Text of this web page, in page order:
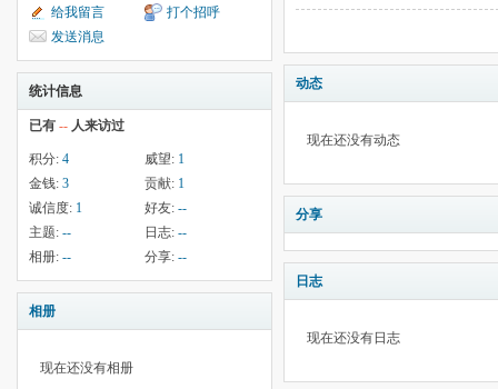
给我留言
打个招呼
发送消息
统计信息
已有 -- 人来访过
积分: 4 威望: 1
金钱: 3 贡献: 1
诚信度: 1 好友: --
主题: -- 日志: --
相册: -- 分享: --
相册
现在还没有相册
动态
现在还没有动态
分享
日志
现在还没有日志